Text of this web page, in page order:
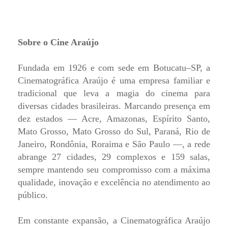
Sobre o Cine Araújo
Fundada em 1926 e com sede em Botucatu–SP, a
Cinematográfica Araújo é uma empresa familiar e
tradicional que leva a magia do cinema para
diversas cidades brasileiras. Marcando presença em
dez estados — Acre, Amazonas, Espírito Santo,
Mato Grosso, Mato Grosso do Sul, Paraná, Rio de
Janeiro, Rondônia, Roraima e São Paulo —, a rede
abrange 27 cidades, 29 complexos e 159 salas,
sempre mantendo seu compromisso com a máxima
qualidade, inovação e excelência no atendimento ao
público.
Em constante expansão, a Cinematográfica Araújo